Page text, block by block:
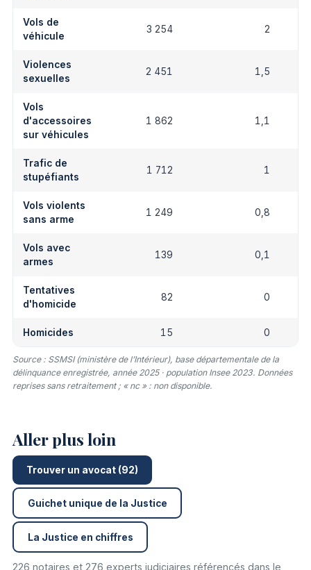
Vols de
véhicule
3 254 2
Violences
sexuelles
2 451 1,5
Vols
d'accessoires
sur véhicules
1 862 1,1
Trafic de
stupéfiants
1 712 1
Vols violents
sans arme
1 249 0,8
Vols avec
armes
139 0,1
Tentatives
d'homicide
82 0
Homicides 15 0
Source : SSMSI (ministère de l’Intérieur), base départementale de la
délinquance enregistrée, année 2025 · population Insee 2023. Données
reprises sans retraitement ; « nc » : non disponible.
Aller plus loin
Trouver un avocat (92)
Guichet unique de la Justice
La Justice en chiffres
226 notaires et 276 experts judiciaires référencés dans le